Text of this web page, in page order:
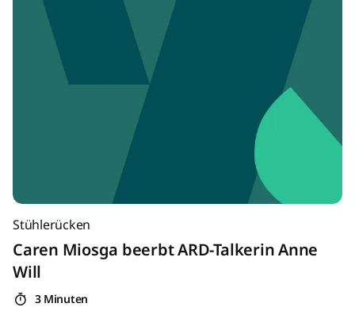
Stühlerücken
Caren Miosga beerbt ARD-Talkerin Anne
Will
3 Minuten